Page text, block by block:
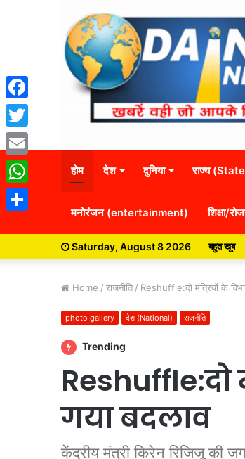
होम देश दुनिया राज्य
मनोरंजन (entertainment) शिक्षा/
Saturday, August 8 2026 बहुत खूब
Home / राजनीति / Reshuffle:दो मंत्रियों के
photo gallery देश (National) राजनीति
Trending
Reshuffle:दो
गया बदलाव
केंद्रीय मंत्री किरेन रिजिजू की
Facebook
Twitter
Email
WhatsApp